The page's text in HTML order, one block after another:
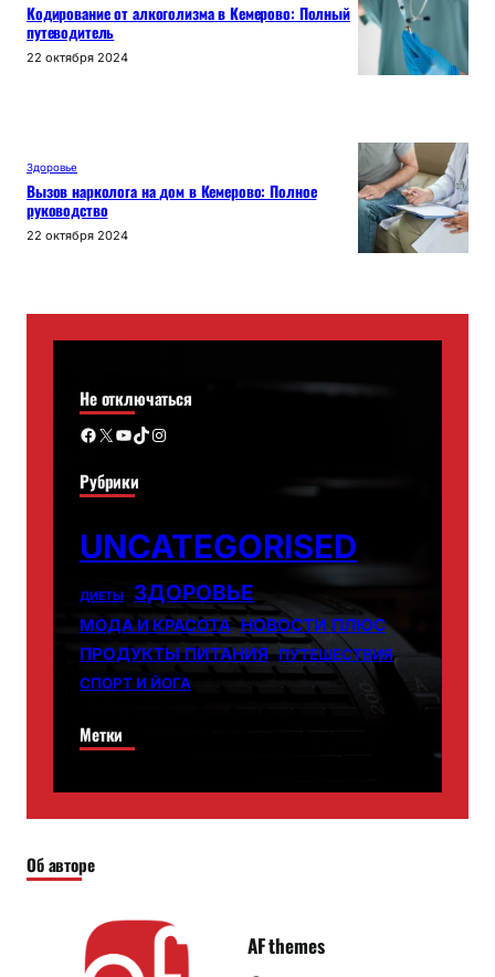
Кодирование от алкоголизма в Кемерово: Полный
путеводитель
22 октября 2024
Здоровье
Вызов нарколога на дом в Кемерово: Полное
руководство
22 октября 2024
Не отключаться
Facebook X YouTube TikTok Instagram
Рубрики
UNCATEGORISED
ДИЕТЫ ЗДОРОВЬЕ
МОДА И КРАСОТА НОВОСТИ ПЛЮС
ПРОДУКТЫ ПИТАНИЯ ПУТЕШЕСТВИЯ
СПОРТ И ЙОГА
Метки
Об авторе
AF themes